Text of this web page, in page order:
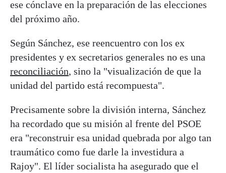
ese cónclave en la preparación de las elecciones
del próximo año.
Según Sánchez, ese reencuentro con los ex
presidentes y ex secretarios generales no es una
reconciliación, sino la "visualización de que la
unidad del partido está recompuesta".
Precisamente sobre la división interna, Sánchez
ha recordado que su misión al frente del PSOE
era "reconstruir esa unidad quebrada por algo tan
traumático como fue darle la investidura a
Rajoy". El líder socialista ha asegurado que el